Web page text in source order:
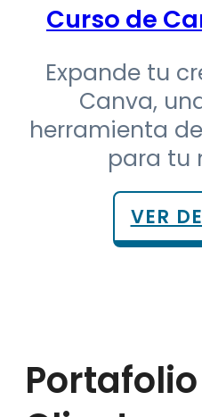
Expande tu
Canva,
herramienta
para tu
VER
Clientes